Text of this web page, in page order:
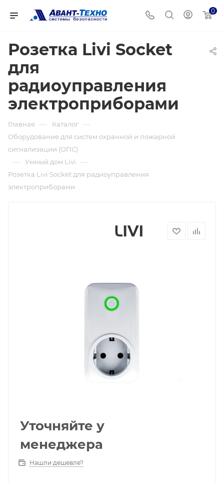
0
Розетка Livi Socket
для
радиоуправления
электроприборами
Главная — Каталог —
Оборудование для систем охранной и пожарной
сигнализации (ОПС)
— Умный дом Livi —
Розетка Livi Socket для радиоуправления
электроприборами
Уточняйте у
менеджера
Нашли дешевле?